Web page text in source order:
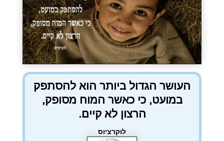
העושר הגדול ביותר הוא להסתפק
במועט, כי כאשר המוח מסופק,
הרצון לא קיים.
לוקרציוס